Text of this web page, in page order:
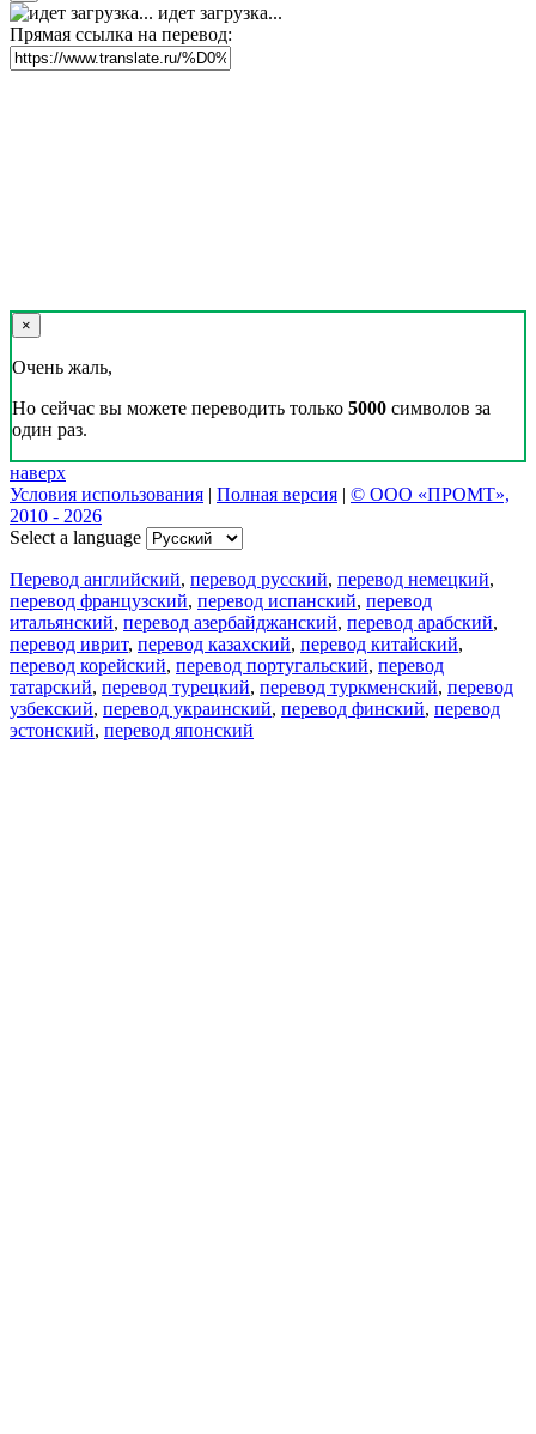
идет загрузка...
Прямая ссылка на перевод:
×
Очень жаль,
Но сейчас вы можете переводить только 5000 символов за
один раз.
наверх
Условия использования | Полная версия | © ООО «ПРОМТ»,
2010 - 2026
Select a language
Перевод английский, перевод русский, перевод немецкий,
перевод французский, перевод испанский, перевод
итальянский, перевод азербайджанский, перевод арабский,
перевод иврит, перевод казахский, перевод китайский,
перевод корейский, перевод португальский, перевод
татарский, перевод турецкий, перевод туркменский, перевод
узбекский, перевод украинский, перевод финский, перевод
эстонский, перевод японский